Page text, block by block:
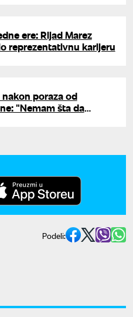
ere: Rijad Marez
reprezentativnu karijeru
nakon poraza od
"Nemam šta da
Podeli: